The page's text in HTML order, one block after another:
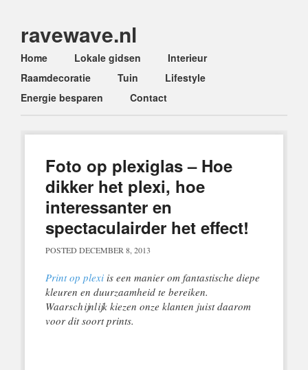
ravewave.nl
Main menu
Skip
to
content
Home Lokale gidsen
Interieur
Raamdecoratie
Tuin
Lifestyle
Energie besparen
Contact
Foto op plexiglas – Hoe
dikker het plexi, hoe
interessanter en
spectaculairder het effect!
POSTED DECEMBER 8, 2013
Print op plexi is een manier om fantastische diepe
kleuren en duurzaamheid te bereiken.
Waarschijnlijk kiezen onze klanten juist daarom
voor dit soort prints.